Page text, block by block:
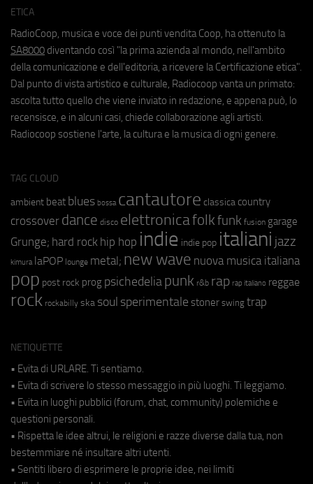
ETICA
RadioCoop, musica e voce dei punti vendita Coop, ha ottenuto la
SA8000 diventando così "la prima azienda al mondo, nell'ambito
della comunicazione e dell'editoria, a ricevere la Certificazione etica".
Dal punto di vista artistico e culturale, Radiocoop vanta un primato:
ascolta tutto quello che viene inviato in redazione, e appena può, lo
recensisce, e in alcuni casi, chiede collaborazione agli artisti.
Radiocoop sostiene l'arte, la cultura e la musica di ogni genere.
TAG CLOUD
ambient beat blues bossa cantautore classica country
crossover dance disco elettronicafolkfunk fusion garage
Grunge; hard rock hip hop indie indie pop italiani jazz
kimura laPOP lounge metal; new wave nuova musica italiana
pop post rock prog psichedeliapunk r&b rap rap italiano reggae
rock rockabilly ska soul sperimentale stoner swing trap
NETIQUETTE
• Evita di URLARE. Ti sentiamo.
• Evita di scrivere lo stesso messaggio in più luoghi. Ti leggiamo.
• Evita in luoghi pubblici (forum, chat, community) polemiche e
questioni personali.
• Rispetta le idee altrui, le religioni e razze diverse dalla tua, non
bestemmiare né insultare altri utenti.
• Sentiti libero di esprimere le proprie idee, nei limiti